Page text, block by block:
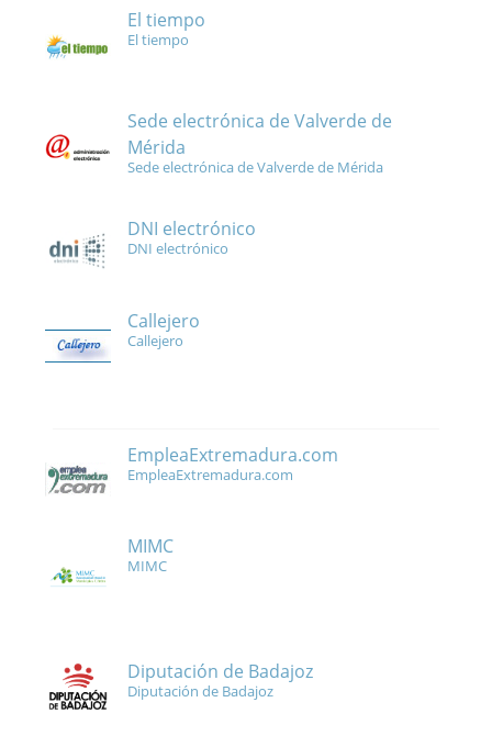
El tiempo
El tiempo
Sede electrónica de Valverde de
Mérida
Sede electrónica de Valverde de Mérida
DNI electrónico
DNI electrónico
Callejero
Callejero
EmpleaExtremadura.com
EmpleaExtremadura.com
MIMC
MIMC
Diputación de Badajoz
Diputación de Badajoz